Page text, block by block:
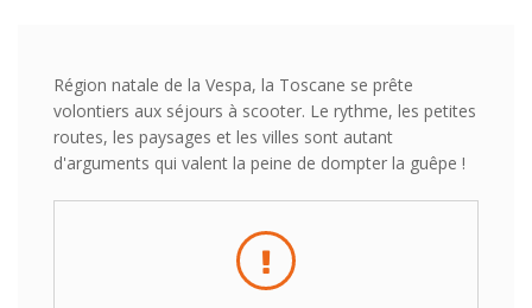
Région natale de la Vespa, la Toscane se prête
volontiers aux séjours à scooter. Le rythme, les petites
routes, les paysages et les villes sont autant
d'arguments qui valent la peine de dompter la guêpe !